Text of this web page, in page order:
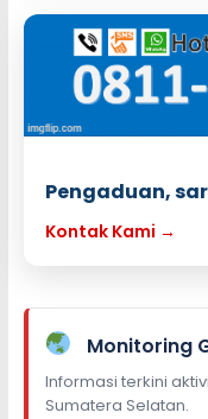
Pengaduan,
Kontak Kami →
Monitoring
Informasi terkini
Sumatera Selatan.